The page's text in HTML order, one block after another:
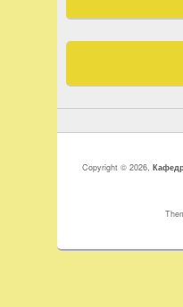
Copyright © 2026,